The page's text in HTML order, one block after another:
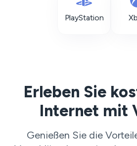
PlayStation
Erleben Sie
Internet mit
Genießen Sie die